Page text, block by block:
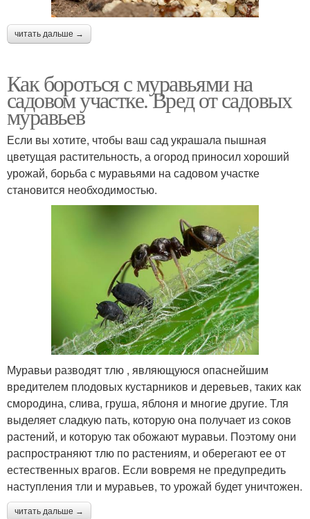
читать дальше →
Как бороться с муравьями на
садовом участке. Вред от садовых
муравьев
Если вы хотите, чтобы ваш сад украшала пышная
цветущая растительность, а огород приносил хороший
урожай, борьба с муравьями на садовом участке
становится необходимостью.
Муравьи разводят тлю , являющуюся опаснейшим
вредителем плодовых кустарников и деревьев, таких как
смородина, слива, груша, яблоня и многие другие. Тля
выделяет сладкую пать, которую она получает из соков
растений, и которую так обожают муравьи. Поэтому они
распространяют тлю по растениям, и оберегают ее от
естественных врагов. Если вовремя не предупредить
наступления тли и муравьев, то урожай будет уничтожен.
читать дальше →